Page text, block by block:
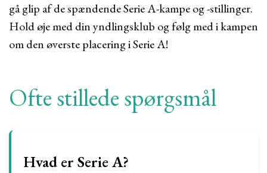
gå glip af de spændende Serie A-kampe og -stillinger.
Hold øje med din yndlingsklub og følg med i kampen
om den øverste placering i Serie A!
Ofte stillede spørgsmål
Hvad er Serie A?